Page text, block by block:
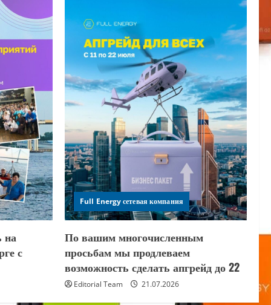
на
с
Full Energy сетевая компания
По вашим многочисленным
просьбам мы продлеваем
возможность сделать апгрейд до 22
Editorial Team 21.07.2026